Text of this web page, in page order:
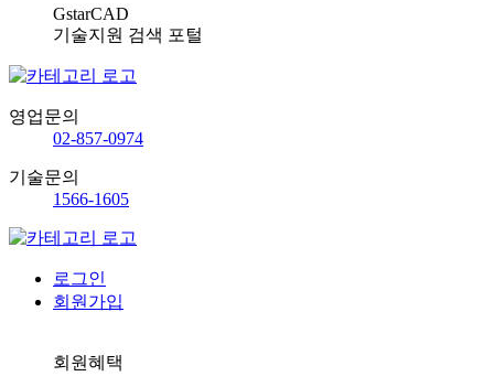
GstarCAD
기술지원 검색 포털
영업문의
02-857-0974
기술문의
1566-1605
로그인
회원가입
회원혜택